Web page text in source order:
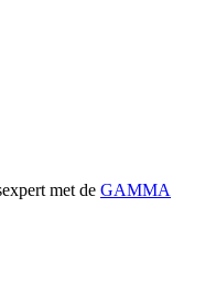
met de GAMMA